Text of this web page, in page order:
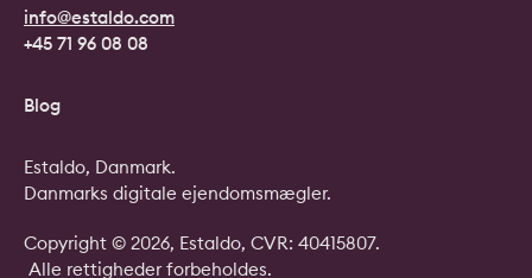
info@estaldo.com
+45 71 96 08 08
Blog
Copyright © 2026, Estaldo, CVR: 40415807.
Alle rettigheder forbeholdes.
Estaldo, Danmark.
Danmarks digitale ejendomsmægler.